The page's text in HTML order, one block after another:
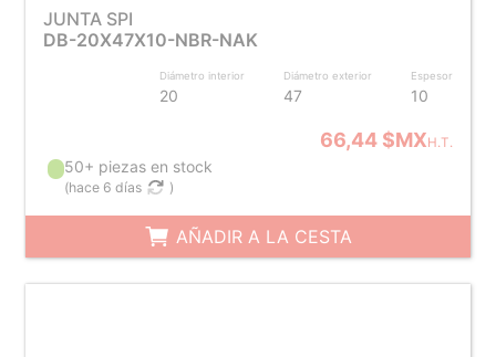
JUNTA SPI
DB-20X47X10-NBR-NAK
Diámetro interior
20
Diámetro exterior
47
Espesor
10
66,44 $MXH.T.
50+ piezas en stock
(hace 6 días )
AÑADIR A LA CESTA